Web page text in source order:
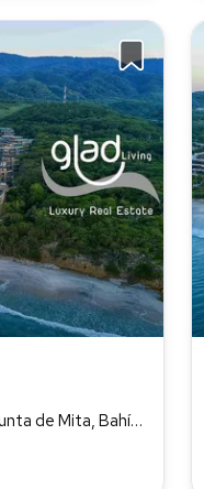
Km 7 Carretera Cruz De Huanacaxtle, Punta de Mita, Bahía de Banderas